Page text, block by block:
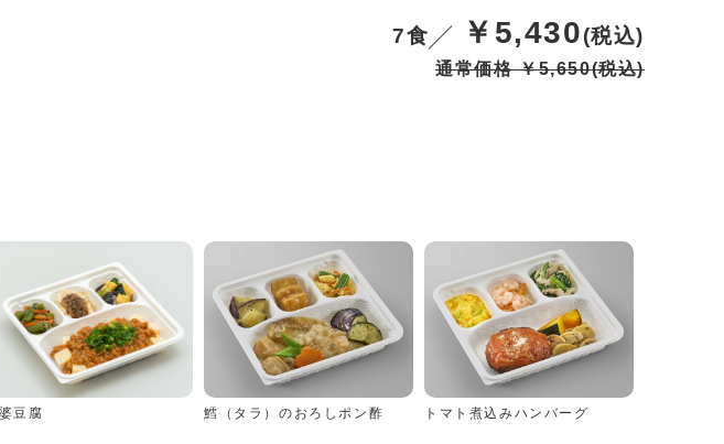
7食 ￥5,430(税込)
通常価格 ￥5,650(税込)
豆腐 鱈（タラ）のおろしポン酢 トマト煮込みハンバーグ